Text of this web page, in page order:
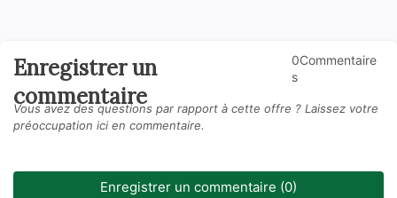
Enregistrer un
commentaire
0Commentaire
s
Vous avez des questions par rapport à cette offre ? Laissez votre
préoccupation ici en commentaire.
Enregistrer un commentaire (0)